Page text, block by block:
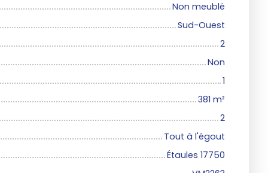
Non meublé
Sud-Ouest
2
Non
1
381 m²
2
Tout à l'égout
Étaules 17750